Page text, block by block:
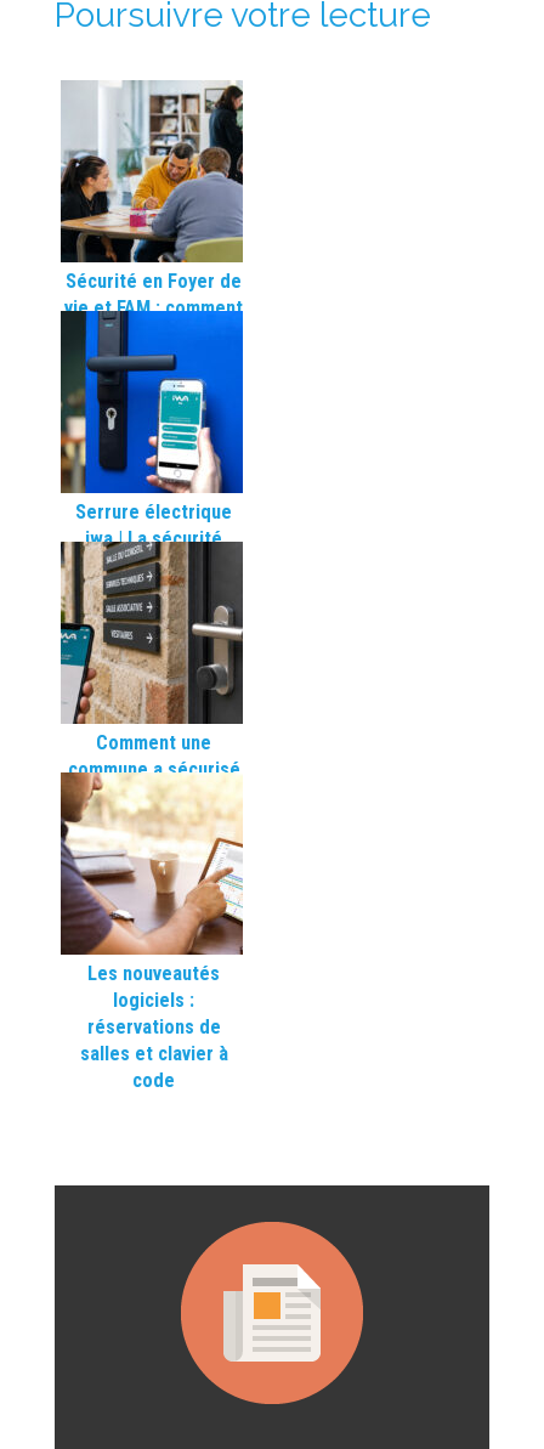
Poursuivre votre lecture
Sécurité en Foyer de
vie et FAM : comment
le contrôle d’accès
connecté protège
les résidents
vulnérables
Serrure électrique
iwa | La sécurité
100 % made in France
de Pollux
Comment une
commune a sécurisé
ses équipements
municipaux sans
travaux grâce au
contrôle d’accès
sans fil
Les nouveautés
logiciels :
réservations de
salles et clavier à
code